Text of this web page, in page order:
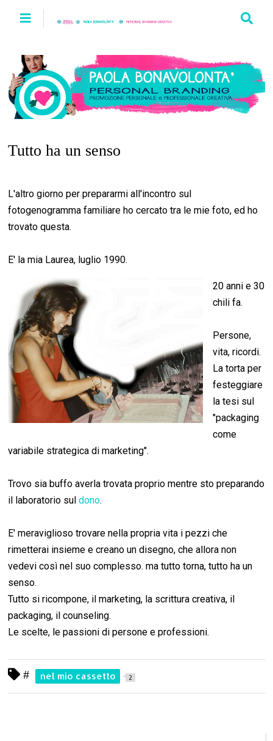
Tutto ha un senso
L'altro giorno per prepararmi all'incontro sul
fotogenogramma familiare ho cercato tra le mie foto, ed ho
trovato questa.
E' la mia Laurea, luglio 1990.
20 anni e 30
chili fa.
Persone,
vita, ricordi.
La torta per
festeggiare
la tesi sul
"packaging
come
variabile strategica di marketing".
Trovo sia buffo averla trovata proprio mentre sto preparando
il laboratorio suldono.
E' meraviglioso trovare nella propria vita i pezzi che
rimetterai insieme e creano un disegno, che allora non
vedevi così nel suo complesso. ma tutto torna, tutto ha un
senso.
Tutto si ricompone, il marketing, la scrittura creativa, il
packaging, il counseling.
Le scelte, le passioni di persone e professioni.
# nel mio cassetto 2